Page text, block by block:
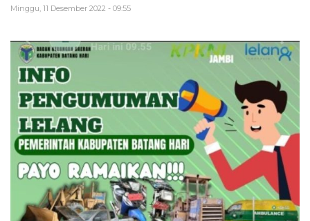
Minggu, 11 Desember 2022 - 09:55